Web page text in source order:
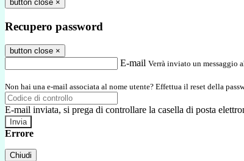
button close ×
Recupero password
button close ×
E-mail Verrà inviato un messaggio
Non hai una e-mail associata al nome utente? Effettua il reset della
E-mail inviata, si prega di controllare la casella di posta
Errore
Chiudi